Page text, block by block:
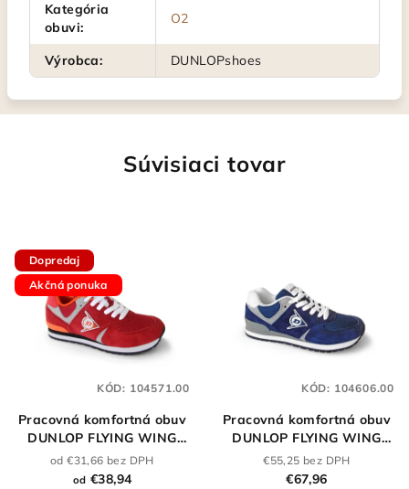
Kategória
obuvi:
O2
Výrobca: DUNLOPshoes
Súvisiaci tovar
Dopredaj
Akčná ponuka
Pracovná komfortná obuv
DUNLOP FLYING WING
ROJO O2 červená
od €31,66 bez DPH
od €38,94
KÓD: 104571.00
Pracovná komfortná obuv
DUNLOP FLYING WING
NAVY O2 námornícka
€55,25 bez DPH
€67,96
KÓD: 104606.00